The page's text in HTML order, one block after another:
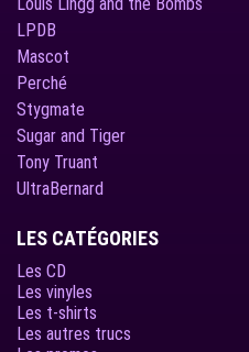
Louis Lingg and the Bombs
LPDB
Mascot
Perché
Stygmate
Sugar and Tiger
Tony Truant
UltraBernard
LES CATÉGORIES
Les CD
Les vinyles
Les t-shirts
Les autres trucs